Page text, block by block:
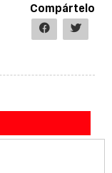
Compártelo